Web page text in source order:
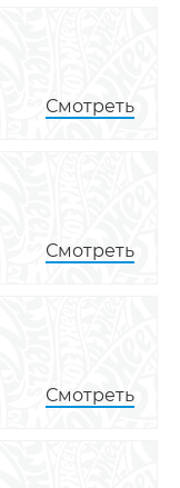
Смотреть
Смотреть
Смотреть